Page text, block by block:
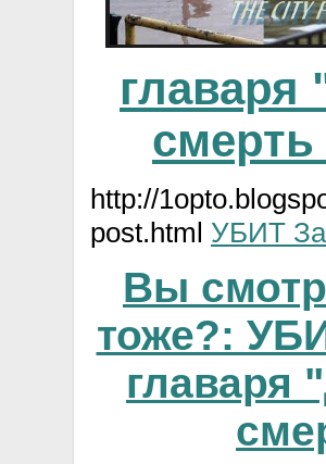
смерть
http://
post.html УБИТ
Вы
тоже?:
главаря